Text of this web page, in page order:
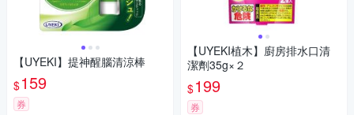
【UYEKI】提神醒腦清涼棒
$159
券
【UYEKI植木】廚房排水口清
潔劑35g×２
$199
券